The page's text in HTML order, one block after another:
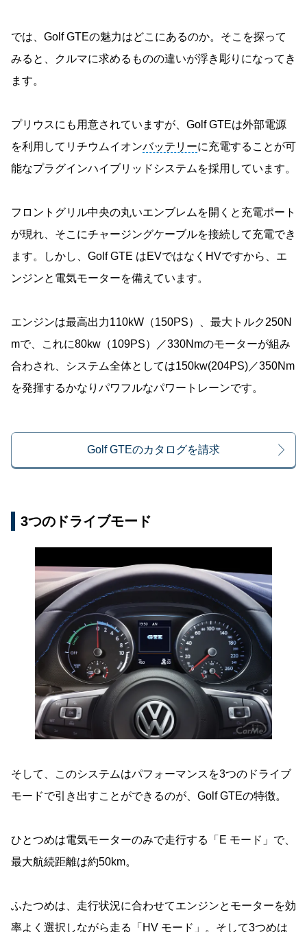
では、Golf GTEの魅力はどこにあるのか。そこを探って
みると、クルマに求めるものの違いが浮き彫りになってき
ます。
プリウスにも用意されていますが、Golf GTEは外部電源
を利用してリチウムイオンバッテリーに充電することが可
能なプラグインハイブリッドシステムを採用しています。
フロントグリル中央の丸いエンブレムを開くと充電ポート
が現れ、そこにチャージングケーブルを接続して充電でき
ます。しかし、Golf GTE はEVではなくHVですから、エ
ンジンと電気モーターを備えています。
エンジンは最高出力110kW（150PS）、最大トルク250N
mで、これに80kw（109PS）／330Nmのモーターが組み
合わされ、システム全体としては150kw(204PS)／350Nm
を発揮するかなりパワフルなパワートレーンです。
Golf GTEのカタログを請求
3つのドライブモード
そして、このシステムはパフォーマンスを3つのドライブ
モードで引き出すことができるのが、Golf GTEの特徴。
ひとつめは電気モーターのみで走行する「E モード」で、
最大航続距離は約50km。
ふたつめは、走行状況に合わせてエンジンとモーターを効
率よく選択しながら走る「HV モード」。そして3つめは